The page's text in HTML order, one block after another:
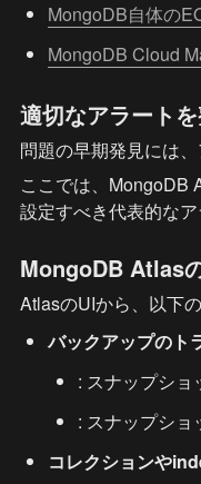
MongoDB自体の
MongoDB Cloud
適切なアラート
問題の早期発見には
ここでは、MongoDB
設定すべき代表的なア
MongoDB Atlas
AtlasのUIから、以下
バックアップのト
: スナップシ
: スナップシ
コレクションや